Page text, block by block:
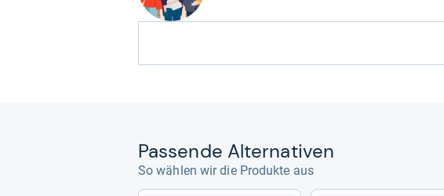
Pas­sende Alter­na­ti­ven
So wählen wir die Produkte aus